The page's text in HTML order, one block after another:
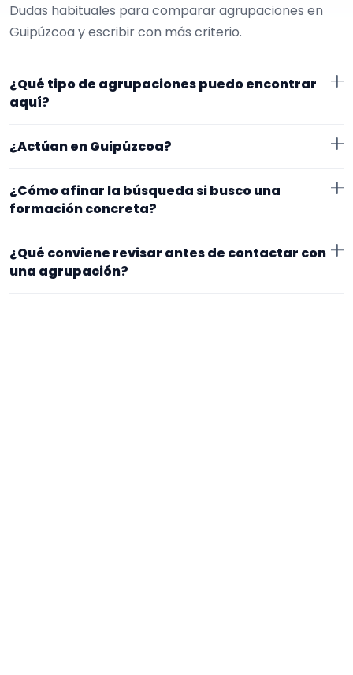
Dudas habituales para comparar agrupaciones en
Guipúzcoa y escribir con más criterio.
¿Qué tipo de agrupaciones puedo encontrar
aquí?
Aquí verás agrupaciones que trabajan para funerales.
Conviene comparar repertorio, tamaño de la
¿Actúan en Guipúzcoa?
trabajan en Guipúzcoa. Algunos son de la zona y otros
exacto, horarios y posibles gastos.
¿Cómo afinar la búsqueda si busco una
formación concreta?
Empieza por el tipo de evento y la zona. Si ya sabes el
formato que te encaja, usa el filtro de tipo de
agrupación para quedarte con opciones más
¿Qué conviene revisar antes de contactar con
una agrupación?